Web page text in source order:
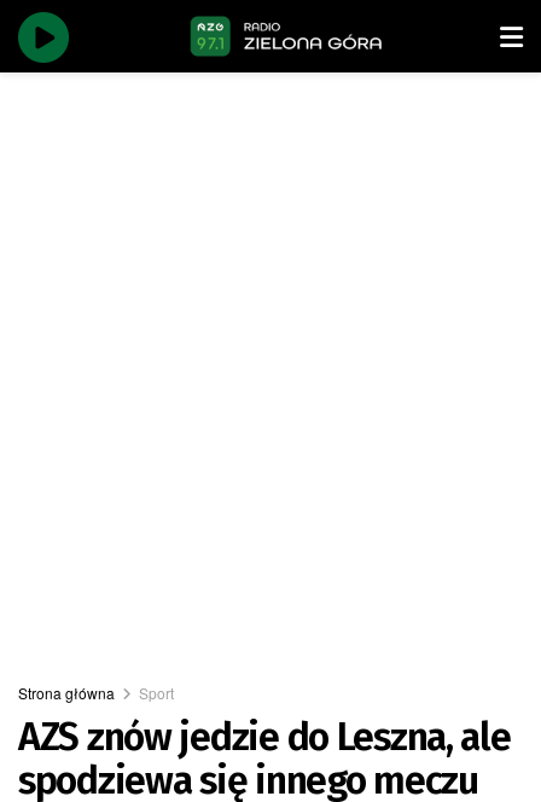
Strona główna Sport
AZS znów jedzie do Leszna, ale
spodziewa się innego meczu